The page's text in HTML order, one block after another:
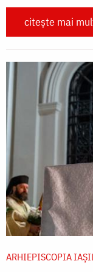
citește mai
ARHIEPISCOPIA